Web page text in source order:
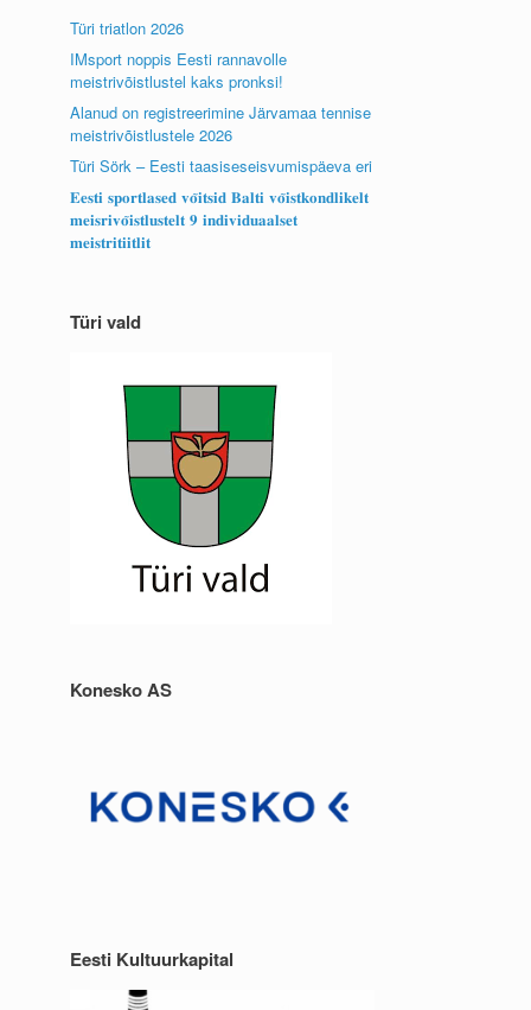
Türi triatlon 2026
IMsport noppis Eesti rannavolle
meistrivõistlustel kaks pronksi!
Alanud on registreerimine Järvamaa tennise
meistrivõistlustele 2026
Türi Sörk – Eesti taasiseseisvumispäeva eri
𝐄𝐞𝐬𝐭𝐢 𝐬𝐩𝐨𝐫𝐭𝐥𝐚𝐬𝐞𝐝 𝐯𝐨̃𝐢𝐭𝐬𝐢𝐝 𝐁𝐚𝐥𝐭𝐢 𝐯𝐨̃𝐢𝐬𝐭𝐤𝐨𝐧𝐝𝐥𝐢𝐤𝐞𝐥𝐭
𝐦𝐞𝐢𝐬𝐫𝐢𝐯𝐨̃𝐢𝐬𝐭𝐥𝐮𝐬𝐭𝐞𝐥𝐭 𝟗 𝐢𝐧𝐝𝐢𝐯𝐢𝐝𝐮𝐚𝐚𝐥𝐬𝐞𝐭
𝐦𝐞𝐢𝐬𝐭𝐫𝐢𝐭𝐢𝐢𝐭𝐥𝐢𝐭
Türi vald
Konesko AS
Eesti Kultuurkapital